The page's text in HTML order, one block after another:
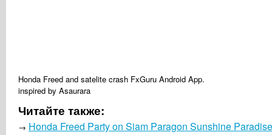
Honda Freed and satelite crash FxGuru Android App.
inspired by Asaurara
Читайте также:
→ Honda Freed Party on Siam Paragon Sunshine